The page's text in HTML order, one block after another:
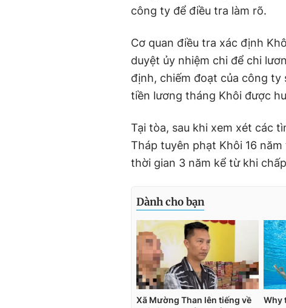
công ty để điều tra làm rõ.
Cơ quan điều tra xác định
duyệt ủy nhiệm chi để chi
định, chiếm đoạt của công
tiền lương tháng Khôi được
Tại tòa, sau khi xem xét các
Tháp tuyên phạt Khôi 16
thời gian 3 năm kể từ khi